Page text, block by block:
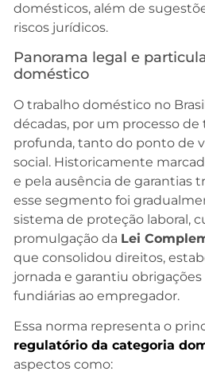
domésticos, além de
riscos jurídicos.
Panorama legal e
doméstico
O trabalho doméstico no
décadas, por um processo de
profunda, tanto do ponto de
social. Historicamente
e pela ausência de garantias
esse segmento foi
sistema de proteção laboral,
promulgação da Lei
que consolidou direitos,
jornada e garantiu
fundiárias ao empregador.
Essa norma representa o
regulatório da categoria
aspectos como: